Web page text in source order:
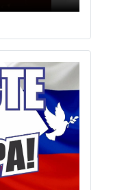
Next